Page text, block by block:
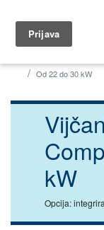
Od 22 do 30 kW
kW
Opcija: